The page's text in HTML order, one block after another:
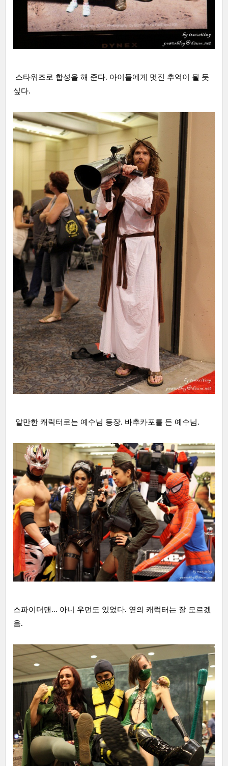
스타워즈로 합성을 해 준다. 아이들에게 멋진 추억이 될 듯
싶다.
알만한 캐릭터로는 예수님 등장. 바추카포를 든 예수님.
스파이더맨... 아니 우먼도 있었다. 옆의 캐럭터는 잘 모르겠
음.